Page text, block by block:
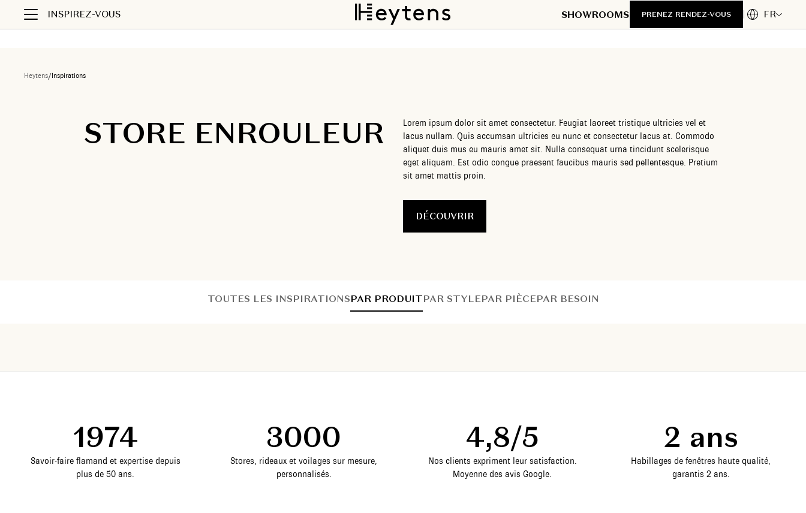
INSPIREZ-VOUS SHOWROOMS PRENEZ RENDEZ-VOUS FR
Heytens/Inspirations
STORE ENROULEUR
Lorem ipsum dolor sit amet consectetur. Feugiat laoreet tristique ultricies vel et
lacus nullam. Quis accumsan ultricies eu nunc et consectetur lacus at. Commodo
aliquet duis mus eu mauris amet sit. Nulla consequat urna tincidunt scelerisque
eget aliquam. Est odio congue praesent faucibus mauris sed pellentesque. Pretium
sit amet mattis proin.
DÉCOUVRIR
TOUTES LES INSPIRATIONSPAR PRODUITPAR STYLEPAR PIÈCEPAR BESOIN
1974
Savoir-faire flamand et expertise depuis
plus de 50 ans.
3000
Stores, rideaux et voilages sur mesure,
personnalisés.
4,8/5
Nos clients expriment leur satisfaction.
Moyenne des avis Google.
2 ans
Habillages de fenêtres haute qualité,
garantis 2 ans.